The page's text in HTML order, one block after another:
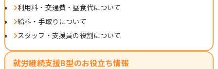
利用料・交通費・昼食代について
給料・手取りについて
スタッフ・支援員の役割について
就労継続支援B型のお役立ち情報